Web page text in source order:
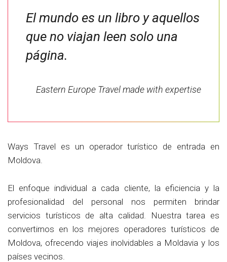
El mundo es un libro y aquellos
que no viajan leen solo una
página.
Eastern Europe Travel made with expertise
Ways Travel es un operador turístico de entrada en
Moldova.
El enfoque individual a cada cliente, la eficiencia y la
profesionalidad del personal nos permiten brindar
servicios turísticos de alta calidad. Nuestra tarea es
convertirnos en los mejores operadores turísticos de
Moldova, ofrecendo viajes inolvidables a Moldavia y los
países vecinos.